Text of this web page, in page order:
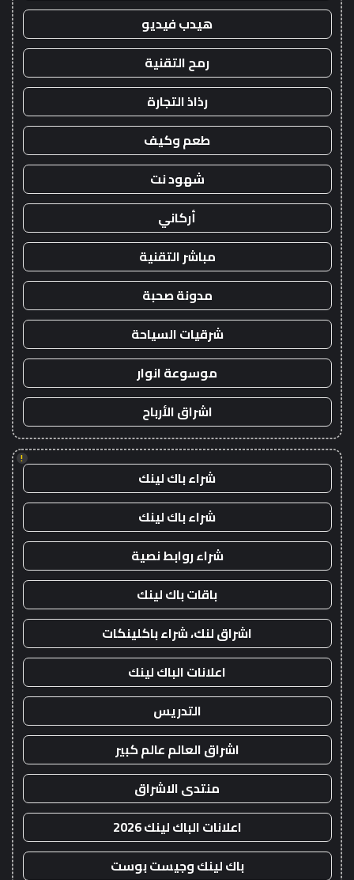
هيدب فيديو
رمح التقنية
رذاذ التجارة
طعم وكيف
شهود نت
أركاني
مباشر التقنية
مدونة صحبة
شرقيات السياحة
موسوعة انوار
اشراق الأرباح
!
شراء باك لينك
شراء باك لينك
شراء روابط نصية
باقات باك لينك
اشراق لنك، شراء باكلينكات
اعلانات الباك لينك
التدريس
اشراق العالم عالم كبير
منتدى الاشراق
اعلانات الباك لينك 2026
باك لينك وجيست بوست